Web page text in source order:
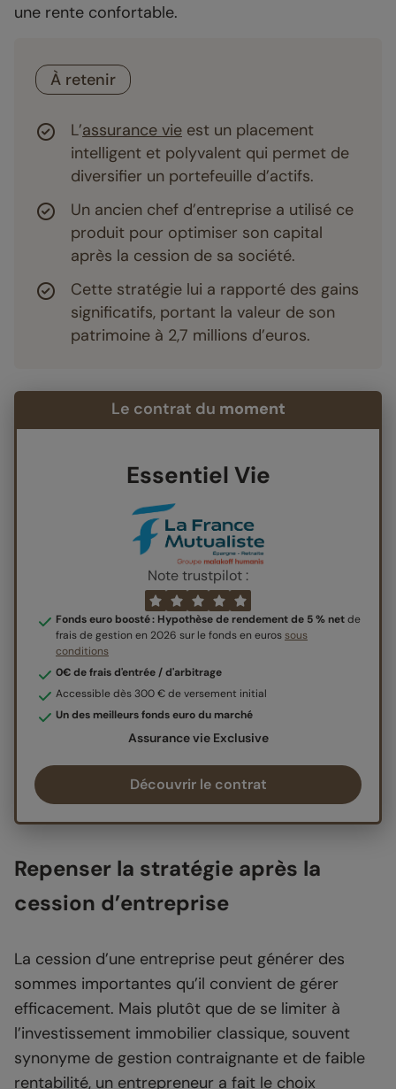
une rente confortable.
À retenir
L’assurance vie est un placement
intelligent et polyvalent qui permet de
diversifier un portefeuille d’actifs.
Un ancien chef d’entreprise a utilisé ce
produit pour optimiser son capital
après la cession de sa société.
Cette stratégie lui a rapporté des gains
significatifs, portant la valeur de son
patrimoine à 2,7 millions d’euros.
Le contrat du moment
Essentiel Vie
Note trustpilot :
Fonds euro boosté : Hypothèse de rendement de 5 % netde
frais de gestion en 2026 sur le fonds en eurossous
conditions
0€ de frais d'entrée / d'arbitrage
Accessible dès 300 € de versement initial
Un des meilleurs fonds euro du marché
Assurance vie Exclusive
Découvrir le contrat
Repenser la stratégie après la
cession d’entreprise
La cession d’une entreprise peut générer des
sommes importantes qu’il convient de gérer
efficacement. Mais plutôt que de se limiter à
l’investissement immobilier classique, souvent
synonyme de gestion contraignante et de faible
rentabilité, un entrepreneur a fait le choix